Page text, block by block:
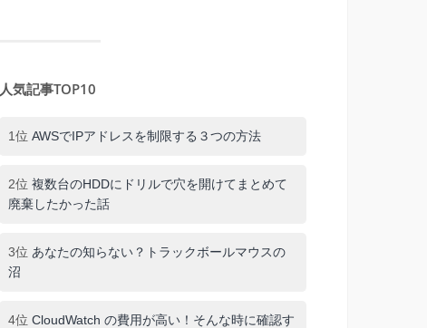
人気記事TOP10
1位 AWSでIPアドレスを制限する３つの方法
2位 複数台のHDDにドリルで穴を開けてまとめて
廃棄したかった話
3位 あなたの知らない？トラックボールマウスの
沼
4位 CloudWatch の費用が高い！そんな時に確認す